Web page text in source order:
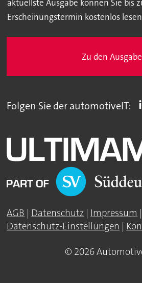
aktuellste Ausgabe können Sie bis
Erscheinungstermin kostenlos
Zu den
Folgen Sie der automotiveIT:
AGB | Datenschutz | Impressum |
Datenschutz-Einstellungen |
© 2026